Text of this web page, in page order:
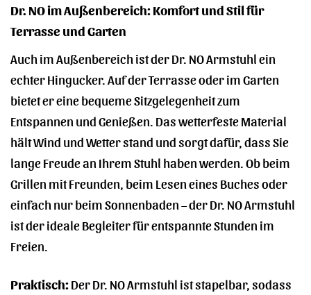
Dr. NO im Außenbereich: Komfort und Stil für
Terrasse und Garten
Auch im Außenbereich ist der Dr. NO Armstuhl ein
echter Hingucker. Auf der Terrasse oder im Garten
bietet er eine bequeme Sitzgelegenheit zum
Entspannen und Genießen. Das wetterfeste Material
hält Wind und Wetter stand und sorgt dafür, dass Sie
lange Freude an Ihrem Stuhl haben werden. Ob beim
Grillen mit Freunden, beim Lesen eines Buches oder
einfach nur beim Sonnenbaden – der Dr. NO Armstuhl
ist der ideale Begleiter für entspannte Stunden im
Freien.
Praktisch:Der Dr. NO Armstuhl ist stapelbar, sodass